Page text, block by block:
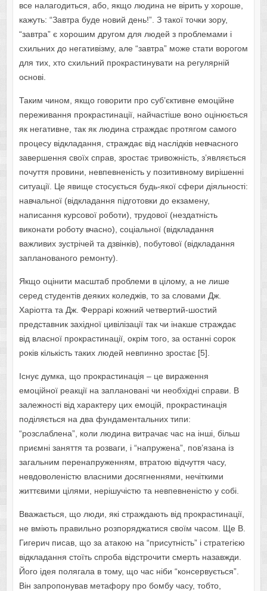
все налагодиться, або, якщо людина не вірить у хороше,
кажуть: “Завтра буде новий день!”. З такої точки зору,
“завтра” є хорошим другом для людей з проблемами і
схильних до негативізму, але “завтра” може стати ворогом
для тих, хто схильний прокрастинувати на регулярній
основі.
Таким чином, якщо говорити про суб’єктивне емоційне
переживання прокрастинації, найчастіше воно оцінюється
як негативне, так як людина страждає протягом самого
процесу відкладання, страждає від наслідків невчасного
завершення своїх справ, зростає тривожність, з’являється
почуття провини, невпевненість у позитивному вирішенні
ситуації. Це явище стосується будь-якої сфери діяльності:
навчальної (відкладання підготовки до екзамену,
написання курсової роботи), трудової (нездатність
виконати роботу вчасно), соціальної (відкладання
важливих зустрічей та дзвінків), побутової (відкладання
запланованого ремонту).
Якщо оцінити масштаб проблеми в цілому, а не лише
серед студентів деяких коледжів, то за словами Дж.
Харіотта та Дж. Феррарі кожний четвертий-шостий
представник західної цивілізації так чи інакше страждає
від власної прокрастинації, окрім того, за останні сорок
років кількість таких людей невпинно зростає [5].
Існує думка, що прокрастинація – це вираження
емоційної реакції на заплановані чи необхідні справи. В
залежності від характеру цих емоцій, прокрастинація
поділяється на два фундаментальних типи:
“розслаблена”, коли людина витрачає час на інші, більш
приємні заняття та розваги, і “напружена”, пов’язана із
загальним перенапруженням, втратою відчуття часу,
невдоволеністю власними досягненнями, нечіткими
життєвими цілями, нерішучістю та невпевненістю у собі.
Вважається, що люди, які страждають від прокрастинації,
не вміють правильно розпоряджатися своїм часом. Ще В.
Гигерич писав, що за атакою на “присутність” і стратегією
відкладання стоїть спроба відстрочити смерть назавжди.
Його ідея полягала в тому, що час ніби “консервується”.
Він запропонував метафору про бомбу часу, тобто,